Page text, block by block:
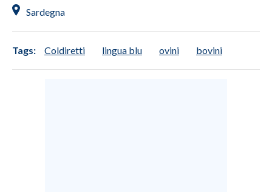
Sardegna
Tags: Coldiretti lingua blu ovini bovini